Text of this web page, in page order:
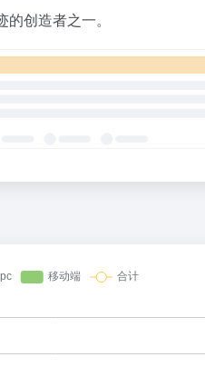
创造者之一。